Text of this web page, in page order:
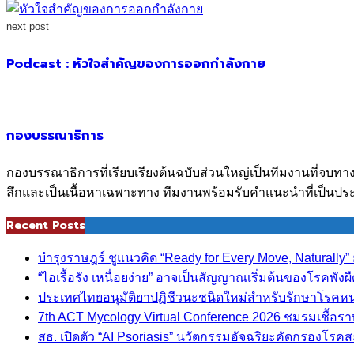
next post
Podcast : หัวใจสำคัญของการออกกำลังกาย
กองบรรณาธิการ
กองบรรณาธิการที่เรียบเรียงต้นฉบับส่วนใหญ่เป็นทีมงานที่จบท
ลึกและเป็นเนื้อหาเฉพาะทาง ทีมงานพร้อมรับคำแนะนำที่เป็นปร
Recent Posts
บำรุงราษฎร์ ชูแนวคิด “Ready for Every Move,
“ไอเรื้อรัง เหนื่อยง่าย” อาจเป็นสัญญาณเริ่มต้นของโรค
ประเทศไทยอนุมัติยาปฏิชีวนะชนิดใหม่สำหรับรักษาโรคห
7th ACT Mycology Virtual Conference 2026 ชมรมเชื้อร
สธ. เปิดตัว “AI Psoriasis” นวัตกรรมอัจฉริยะคัดกรองโร